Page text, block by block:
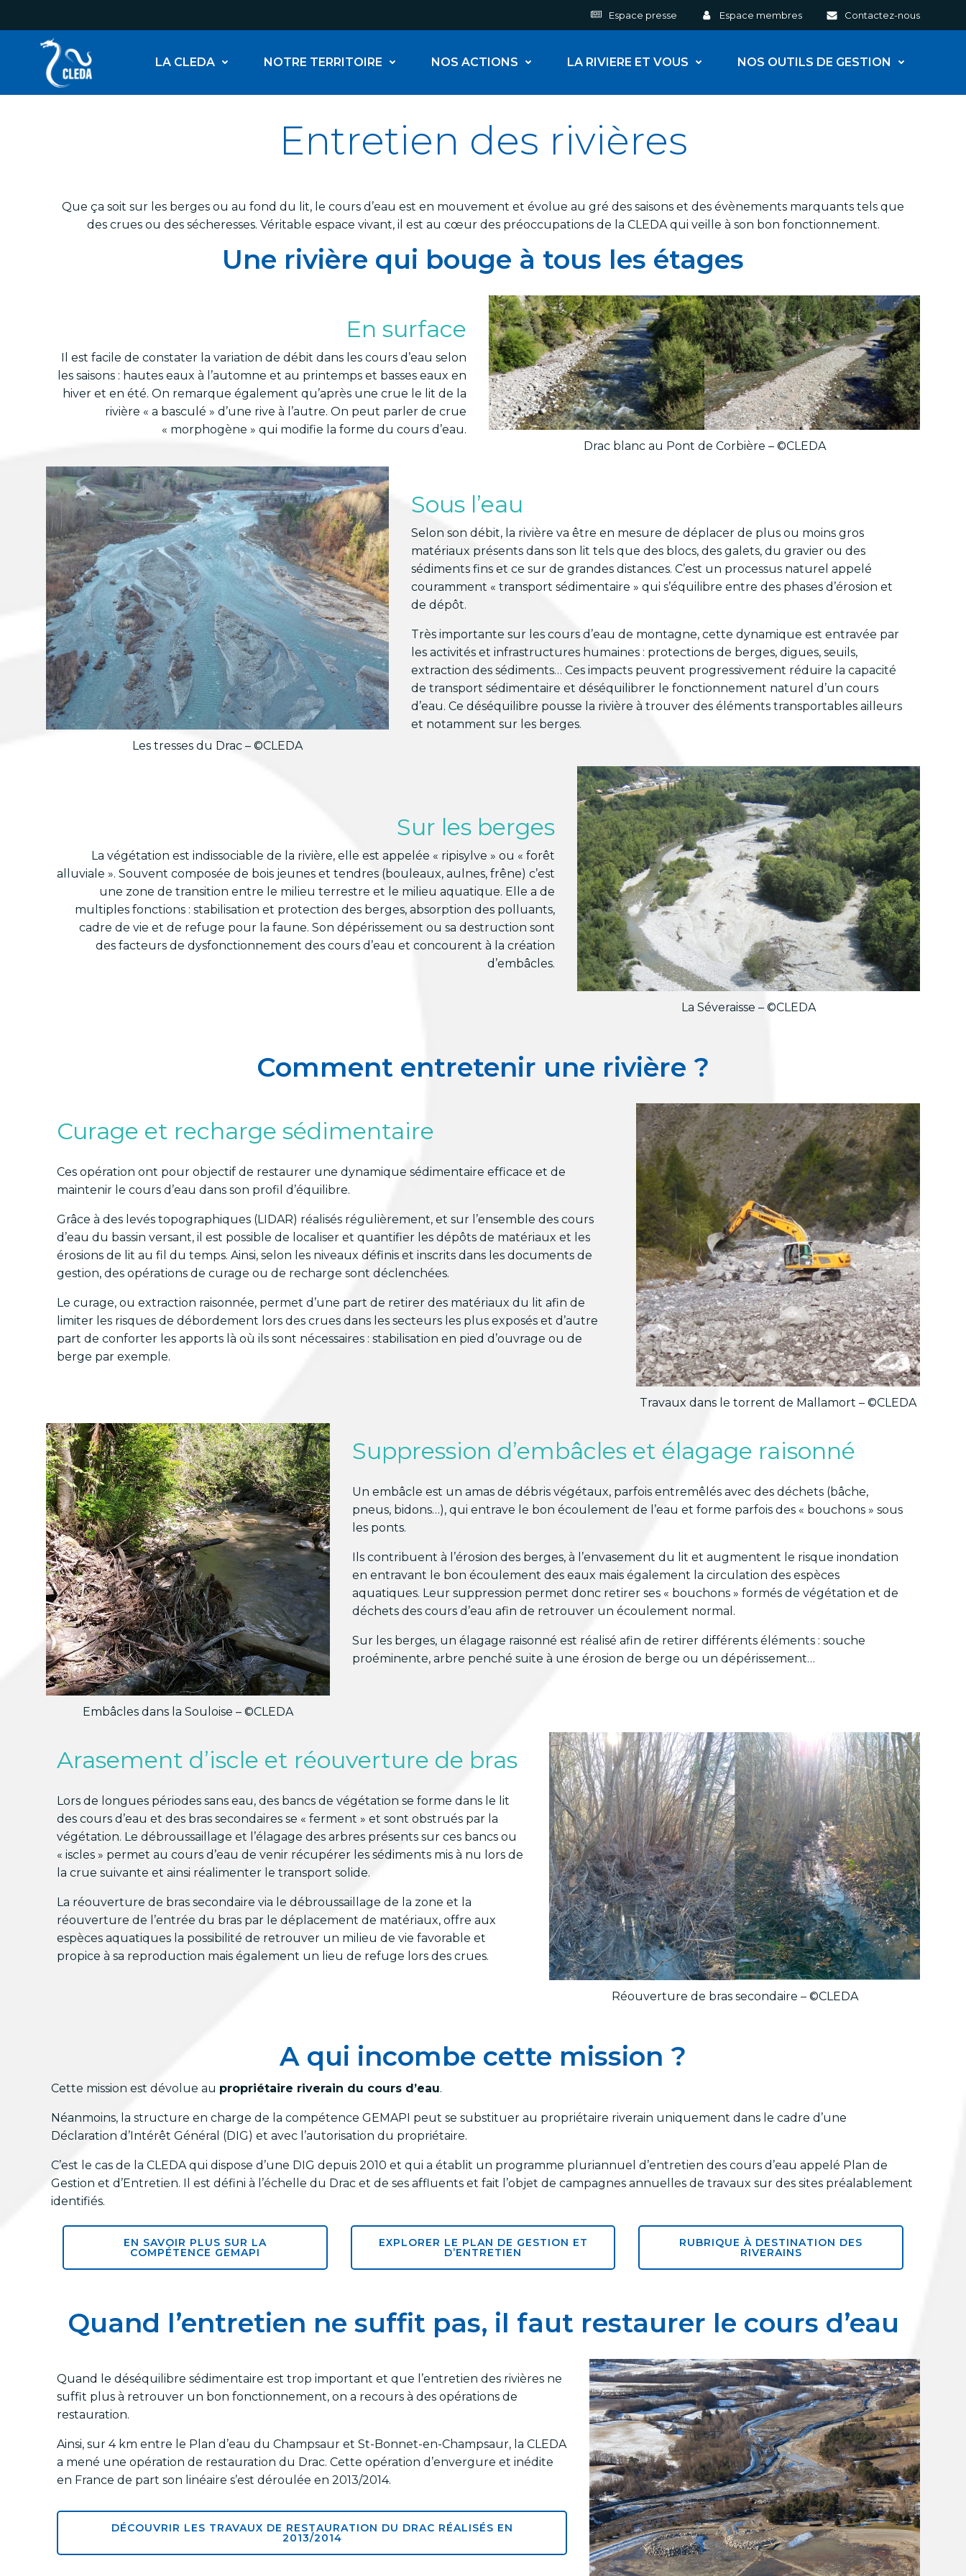
contenu
Espace presse Espace membres Contactez-nous
LA CLEDA NOTRE TERRITOIRE NOS ACTIONS LA RIVIERE ET VOUS NOS OUTILS DE GESTION
Entretien des rivières
Que ça soit sur les berges ou au fond du lit, le cours d’eau est en mouvement et évolue au gré des saisons et des évènements marquants tels que
des crues ou des sécheresses. Véritable espace vivant, il est au cœur des préoccupations de la CLEDA qui veille à son bon fonctionnement.
Une rivière qui bouge à tous les étages
En surface
Il est facile de constater la variation de débit dans les cours d’eau selon
les saisons : hautes eaux à l’automne et au printemps et basses eaux en
hiver et en été. On remarque également qu’après une crue le lit de la
rivière « a basculé » d’une rive à l’autre. On peut parler de crue
« morphogène » qui modifie la forme du cours d’eau.
Drac blanc au Pont de Corbière – ©CLEDA
Les tresses du Drac – ©CLEDA
Sous l’eau
Selon son débit, la rivière va être en mesure de déplacer de plus ou moins gros
matériaux présents dans son lit tels que des blocs, des galets, du gravier ou des
sédiments fins et ce sur de grandes distances. C’est un processus naturel appelé
couramment « transport sédimentaire » qui s’équilibre entre des phases d’érosion et
de dépôt.
Très importante sur les cours d’eau de montagne, cette dynamique est entravée par
les activités et infrastructures humaines : protections de berges, digues, seuils,
extraction des sédiments… Ces impacts peuvent progressivement réduire la capacité
de transport sédimentaire et déséquilibrer le fonctionnement naturel d’un cours
d’eau. Ce déséquilibre pousse la rivière à trouver des éléments transportables ailleurs
et notamment sur les berges.
Sur les berges
La végétation est indissociable de la rivière, elle est appelée « ripisylve » ou « forêt
alluviale ». Souvent composée de bois jeunes et tendres (bouleaux, aulnes, frêne) c’est
une zone de transition entre le milieu terrestre et le milieu aquatique. Elle a de
multiples fonctions : stabilisation et protection des berges, absorption des polluants,
cadre de vie et de refuge pour la faune. Son dépérissement ou sa destruction sont
des facteurs de dysfonctionnement des cours d’eau et concourent à la création
d’embâcles.
La Séveraisse – ©CLEDA
Comment entretenir une rivière ?
Curage et recharge sédimentaire
Ces opération ont pour objectif de restaurer une dynamique sédimentaire efficace et de
maintenir le cours d’eau dans son profil d’équilibre.
Grâce à des levés topographiques (LIDAR) réalisés régulièrement, et sur l’ensemble des cours
d’eau du bassin versant, il est possible de localiser et quantifier les dépôts de matériaux et les
érosions de lit au fil du temps. Ainsi, selon les niveaux définis et inscrits dans les documents de
gestion, des opérations de curage ou de recharge sont déclenchées.
Le curage, ou extraction raisonnée, permet d’une part de retirer des matériaux du lit afin de
limiter les risques de débordement lors des crues dans les secteurs les plus exposés et d’autre
part de conforter les apports là où ils sont nécessaires : stabilisation en pied d’ouvrage ou de
berge par exemple.
Travaux dans le torrent de Mallamort – ©CLEDA
Embâcles dans la Souloise – ©CLEDA
Suppression d’embâcles et élagage raisonné
Un embâcle est un amas de débris végétaux, parfois entremêlés avec des déchets (bâche,
pneus, bidons…), qui entrave le bon écoulement de l’eau et forme parfois des « bouchons » sous
les ponts.
Ils contribuent à l’érosion des berges, à l’envasement du lit et augmentent le risque inondation
en entravant le bon écoulement des eaux mais également la circulation des espèces
aquatiques. Leur suppression permet donc retirer ses « bouchons » formés de végétation et de
déchets des cours d’eau afin de retrouver un écoulement normal.
Sur les berges, un élagage raisonné est réalisé afin de retirer différents éléments : souche
proéminente, arbre penché suite à une érosion de berge ou un dépérissement…
Arasement d’iscle et réouverture de bras
Lors de longues périodes sans eau, des bancs de végétation se forme dans le lit
des cours d’eau et des bras secondaires se « ferment » et sont obstrués par la
végétation. Le débroussaillage et l’élagage des arbres présents sur ces bancs ou
« iscles » permet au cours d’eau de venir récupérer les sédiments mis à nu lors de
la crue suivante et ainsi réalimenter le transport solide.
La réouverture de bras secondaire via le débroussaillage de la zone et la
réouverture de l’entrée du bras par le déplacement de matériaux, offre aux
espèces aquatiques la possibilité de retrouver un milieu de vie favorable et
propice à sa reproduction mais également un lieu de refuge lors des crues.
Réouverture de bras secondaire – ©CLEDA
A qui incombe cette mission ?
Cette mission est dévolue au propriétaire riverain du cours d’eau.
Néanmoins, la structure en charge de la compétence GEMAPI peut se substituer au propriétaire riverain uniquement dans le cadre d’une
Déclaration d’Intérêt Général (DIG) et avec l’autorisation du propriétaire.
C’est le cas de la CLEDA qui dispose d’une DIG depuis 2010 et qui a établit un programme pluriannuel d’entretien des cours d’eau appelé Plan de
Gestion et d’Entretien. Il est défini à l’échelle du Drac et de ses affluents et fait l’objet de campagnes annuelles de travaux sur des sites préalablement
identifiés.
EN SAVOIR PLUS SUR LA
COMPÉTENCE GEMAPI
EXPLORER LE PLAN DE GESTION ET
D’ENTRETIEN
RUBRIQUE À DESTINATION DES
RIVERAINS
Quand l’entretien ne suffit pas, il faut restaurer le cours d’eau
Quand le déséquilibre sédimentaire est trop important et que l’entretien des rivières ne
suffit plus à retrouver un bon fonctionnement, on a recours à des opérations de
restauration.
Ainsi, sur 4 km entre le Plan d’eau du Champsaur et St-Bonnet-en-Champsaur, la CLEDA
a mené une opération de restauration du Drac. Cette opération d’envergure et inédite
en France de part son linéaire s’est déroulée en 2013/2014.
DÉCOUVRIR LES TRAVAUX DE RESTAURATION DU DRAC RÉALISÉS EN
2013/2014